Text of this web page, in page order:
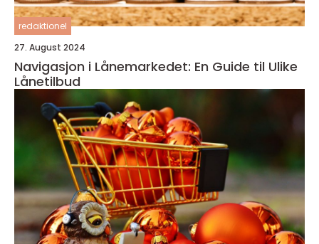
redaktionel
27. August 2024
Navigasjon i Lånemarkedet: En Guide til Ulike
Lånetilbud